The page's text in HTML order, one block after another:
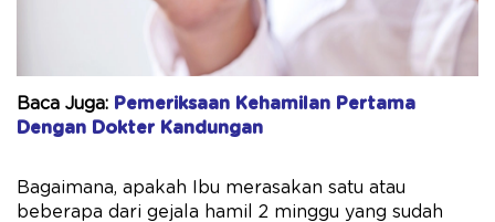
Baca Juga: Pemeriksaan Kehamilan Pertama
Dengan Dokter Kandungan
Bagaimana, apakah Ibu merasakan satu atau
beberapa dari gejala hamil 2 minggu yang sudah